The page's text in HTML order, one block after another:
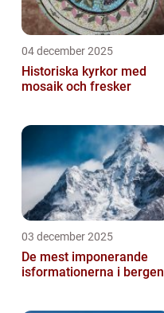
04 december 2025
Historiska kyrkor med
mosaik och fresker
03 december 2025
De mest imponerande
isformationerna i bergen